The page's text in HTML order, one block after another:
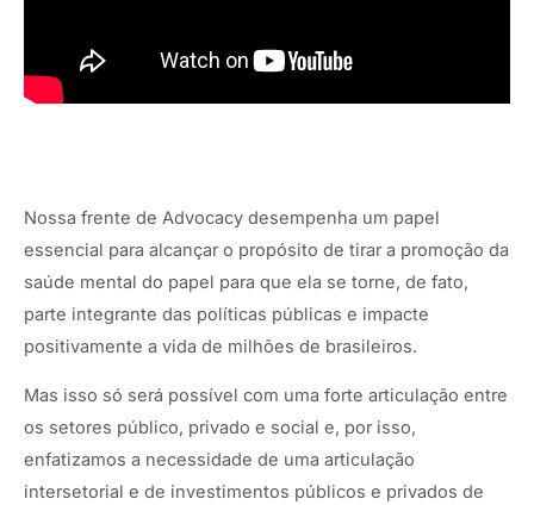
Nossa frente de Advocacy desempenha um papel
essencial para alcançar o propósito de tirar a promoção da
saúde mental do papel para que ela se torne, de fato,
parte integrante das políticas públicas e impacte
positivamente a vida de milhões de brasileiros.
Mas isso só será possível com uma forte articulação entre
os setores público, privado e social e, por isso,
enfatizamos a necessidade de uma articulação
intersetorial e de investimentos públicos e privados de